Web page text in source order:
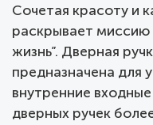
Сочетая красоту и
раскрывает миссию
жизнь”. Дверная
предназначена для
внутренние
дверных ручек